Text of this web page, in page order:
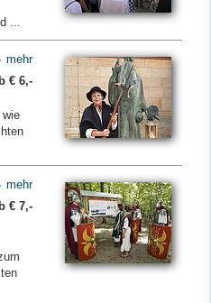
...
mehr
€ 6,-
mehr
€ 7,-